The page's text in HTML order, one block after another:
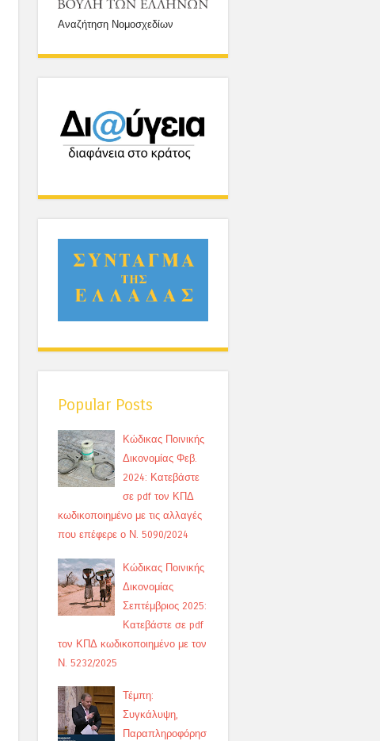
Αναζήτηση Νομοσχεδίων
Popular Posts
Κώδικας Ποινικής
Δικονομίας Φεβ.
2024: Κατεβάστε
σε pdf τον ΚΠΔ
κωδικοποιημένο με τις αλλαγές
που επέφερε ο Ν. 5090/2024
Κώδικας Ποινικής
Δικονομίας
Σεπτέμβριος 2025:
Κατεβάστε σε pdf
τον ΚΠΔ κωδικοποιημένο με τον
Ν. 5232/2025
Τέμπη:
Συγκάλυψη,
Παραπληροφόρησ